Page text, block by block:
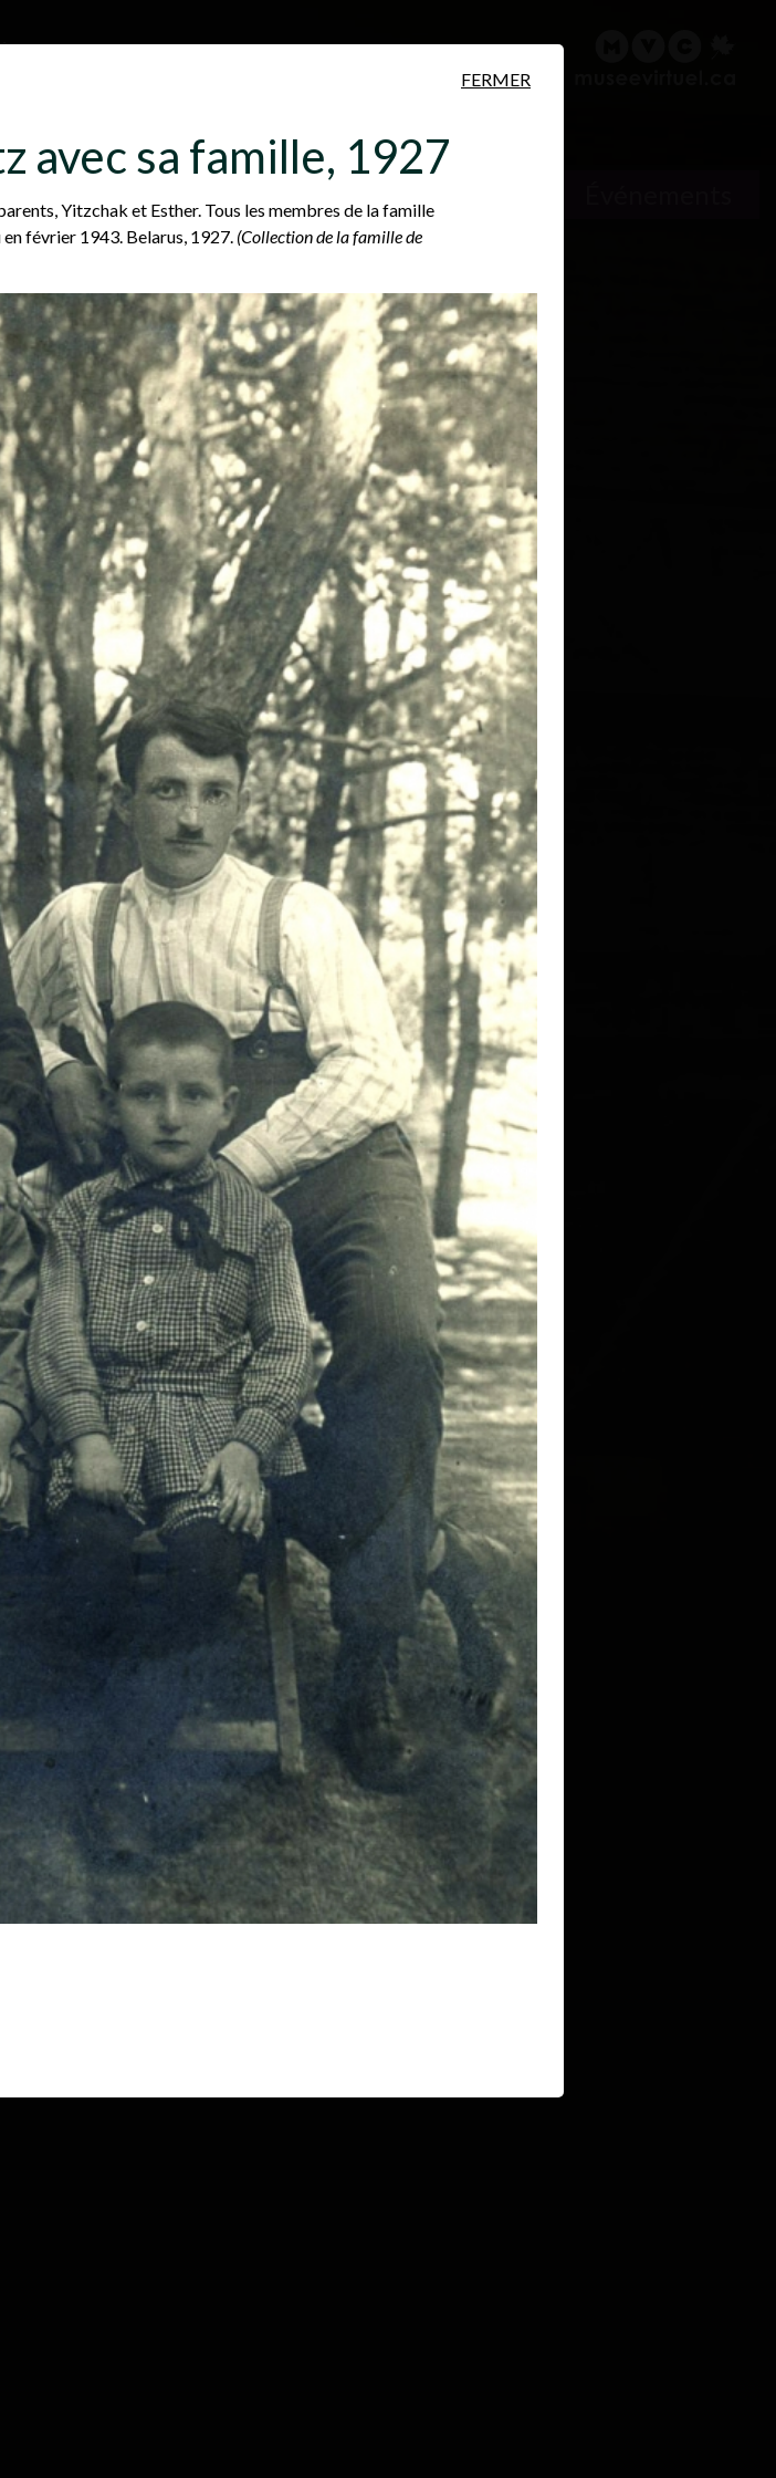
H
e
d
e
r
m
e
n
u
À propos Plan du site Glossaire Rechercher English
avec sa famille, 1927
FERMER
Yitzchak et Esther. Tous les membres de la famille
février 1943. Belarus, 1927. (Collection de la famille de